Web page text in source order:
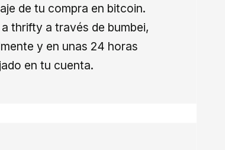
de tu compra en bitcoin.
thrifty a través de bumbei,
y en unas 24 horas
en tu cuenta.